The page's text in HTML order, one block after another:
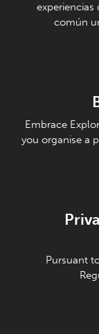
experiencias
común
Embrace
you organise a
Pursuant